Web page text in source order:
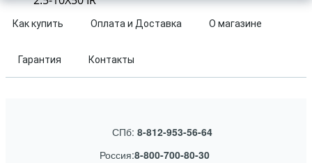
Как купить Оплата и Доставка О магазине
Гарантия Контакты
СПб: 8-812-953-56-64
Россия:8-800-700-80-30